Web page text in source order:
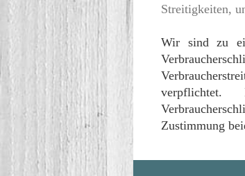
Streitigkeiten,
Wir sind zu
Zustimmung